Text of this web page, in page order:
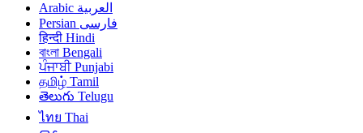
العربية Arabic
فارسی Persian
हिन्दी Hindi
বাংলা Bengali
ਪੰਜਾਬੀ Punjabi
தமிழ் Tamil
తెలుగు Telugu
ไทย Thai